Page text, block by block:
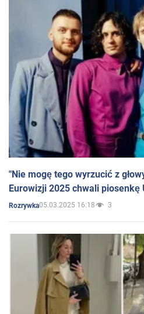
"Nie mogę tego wyrzucić z
Eurowizji 2025 chwali piosenkę
Rozrywka05.03.2025 16:18 3